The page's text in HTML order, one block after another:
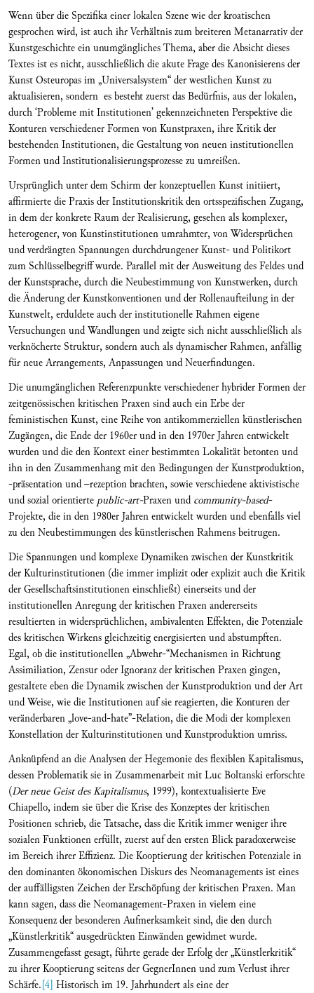
Wenn über die Spezifika einer lokalen Szene wie der kroatischen
gesprochen wird, ist auch ihr Verhältnis zum breiteren Metanarrativ der
Kunstgeschichte ein unumgängliches Thema, aber die Absicht dieses
Textes ist es nicht, ausschließlich die akute Frage des Kanonisierens der
Kunst Osteuropas im „Universalsystem“ der westlichen Kunst zu
aktualisieren, sondern es besteht zuerst das Bedürfnis, aus der lokalen,
durch ‘Probleme mit Institutionen’ gekennzeichneten Perspektive die
Konturen verschiedener Formen von Kunstpraxen, ihre Kritik der
bestehenden Institutionen, die Gestaltung von neuen institutionellen
Formen und Institutionalisierungsprozesse zu umreißen.
Ursprünglich unter dem Schirm der konzeptuellen Kunst initiiert,
affirmierte die Praxis der Institutionskritik den ortsspezifischenZugang,
in dem der konkrete Raum der Realisierung, gesehen als komplexer,
heterogener, von Kunstinstitutionen umrahmter, von Widersprüchen
und verdrängten Spannungen durchdrungener Kunst- und Politikort
zum Schlüsselbegriff wurde. Parallel mit der Ausweitung des Feldes und
der Kunstsprache, durch die Neubestimmung von Kunstwerken, durch
die Änderung der Kunstkonventionen und der Rollenaufteilung in der
Kunstwelt, erduldete auch der institutionelle Rahmen eigene
Versuchungen und Wandlungen und zeigte sich nicht ausschließlich als
verknöcherte Struktur, sondern auch als dynamischer Rahmen, anfällig
für neue Arrangements, Anpassungen und Neuerfindungen.
Die unumgänglichen Referenzpunkte verschiedener hybrider Formen der
zeitgenössischen kritischen Praxen sind auch ein Erbe der
feministischen Kunst, eine Reihe von antikommerziellen künstlerischen
Zugängen, die Ende der 1960er und in den 1970er Jahren entwickelt
wurden und die den Kontext einer bestimmten Lokalität betonten und
ihn in den Zusammenhang mit den Bedingungen der Kunstproduktion,
-präsentation und –rezeption brachten, sowie verschiedene aktivistische
und sozial orientierte public-art-Praxen und community-based-
Projekte, die in den 1980er Jahren entwickelt wurden und ebenfalls viel
zu den Neubestimmungen des künstlerischen Rahmens beitrugen.
Die Spannungen und komplexe Dynamiken zwischen der Kunstkritik
der Kulturinstitutionen (die immer implizit oder explizit auch die Kritik
der Gesellschaftsinstitutionen einschließt) einerseits und der
institutionellen Anregung der kritischen Praxen andererseits
resultierten in widersprüchlichen, ambivalenten Effekten, die Potenziale
des kritischen Wirkens gleichzeitig energisierten und abstumpften.
Egal, ob die institutionellen „Abwehr-“Mechanismen in Richtung
Assimiliation, Zensur oder Ignoranz der kritischen Praxen gingen,
gestaltete eben die Dynamik zwischen der Kunstproduktion und der Art
und Weise, wie die Institutionen auf sie reagierten, die Konturen der
veränderbaren „love-and-hate”-Relation, die die Modi der komplexen
Konstellation der Kulturinstitutionen und Kunstproduktion umriss.
Anknüpfend an die Analysen der Hegemonie des flexiblen Kapitalismus,
dessen Problematik sie in Zusammenarbeit mit Luc Boltanski erforschte
(Der neue Geist des Kapitalismus, 1999), kontextualisierte Eve
Chiapello, indem sie über die Krise des Konzeptes der kritischen
Positionen schrieb, die Tatsache, dass die Kritik immer weniger ihre
sozialen Funktionen erfüllt, zuerst auf den ersten Blick paradoxerweise
im Bereich ihrer Effizienz. Die Kooptierung der kritischen Potenziale in
den dominanten ökonomischen Diskurs des Neomanagements ist eines
der auffälligsten Zeichen der Erschöpfung der kritischen Praxen. Man
kann sagen, dass die Neomanagement-Praxen in vielem eine
Konsequenz der besonderen Aufmerksamkeit sind, die den durch
„Künstlerkritik“ ausgedrückten Einwänden gewidmet wurde.
Zusammengefasst gesagt, führte gerade der Erfolg der „Künstlerkritik“
zu ihrer Kooptierung seitens der GegnerInnen und zum Verlust ihrer
Schärfe.[4] Historisch im 19. Jahrhundert als eine der